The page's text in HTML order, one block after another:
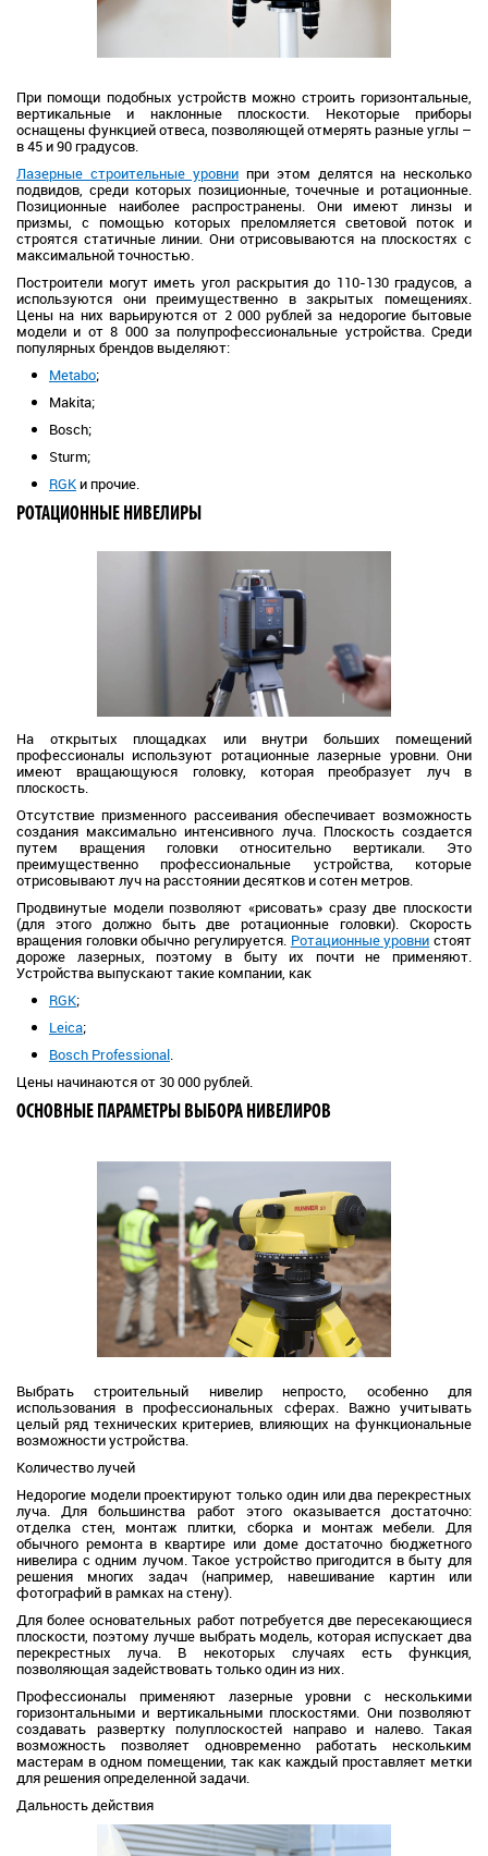
При помощи подобных устройств можно строить горизонтальные,
вертикальные и наклонные плоскости. Некоторые приборы
оснащены функцией отвеса, позволяющей отмерять разные углы –
в 45 и 90 градусов.
Лазерные строительные уровни при этом делятся на несколько
подвидов, среди которых позиционные, точечные и ротационные.
Позиционные наиболее распространены. Они имеют линзы и
призмы, с помощью которых преломляется световой поток и
строятся статичные линии. Они отрисовываются на плоскостях с
максимальной точностью.
Построители могут иметь угол раскрытия до 110-130 градусов, а
используются они преимущественно в закрытых помещениях.
Цены на них варьируются от 2 000 рублей за недорогие бытовые
модели и от 8 000 за полупрофессиональные устройства. Среди
популярных брендов выделяют:
Metabo;
Makita;
Bosch;
Sturm;
RGKи прочие.
РОТАЦИОННЫЕ НИВЕЛИРЫ
На открытых площадках или внутри больших помещений
профессионалы используют ротационные лазерные уровни. Они
имеют вращающуюся головку, которая преобразует луч в
плоскость.
Отсутствие призменного рассеивания обеспечивает возможность
создания максимально интенсивного луча. Плоскость создается
путем вращения головки относительно вертикали. Это
преимущественно профессиональные устройства, которые
отрисовывают луч на расстоянии десятков и сотен метров.
Продвинутые модели позволяют «рисовать» сразу две плоскости
(для этого должно быть две ротационные головки). Скорость
вращения головки обычно регулируется. Ротационные уровни стоят
дороже лазерных, поэтому в быту их почти не применяют.
Устройства выпускают такие компании, как
RGK;
Leica;
Bosch Professional.
Цены начинаются от 30 000 рублей.
ОСНОВНЫЕ ПАРАМЕТРЫ ВЫБОРА НИВЕЛИРОВ
Выбрать строительный нивелир непросто, особенно для
использования в профессиональных сферах. Важно учитывать
целый ряд технических критериев, влияющих на функциональные
возможности устройства.
Количество лучей
Недорогие модели проектируют только один или два перекрестных
луча. Для большинства работ этого оказывается достаточно:
отделка стен, монтаж плитки, сборка и монтаж мебели. Для
обычного ремонта в квартире или доме достаточно бюджетного
нивелира с одним лучом. Такое устройство пригодится в быту для
решения многих задач (например, навешивание картин или
фотографий в рамках на стену).
Для более основательных работ потребуется две пересекающиеся
плоскости, поэтому лучше выбрать модель, которая испускает два
перекрестных луча. В некоторых случаях есть функция,
позволяющая задействовать только один из них.
Профессионалы применяют лазерные уровни с несколькими
горизонтальными и вертикальными плоскостями. Они позволяют
создавать развертку полуплоскостей направо и налево. Такая
возможность позволяет одновременно работать нескольким
мастерам в одном помещении, так как каждый проставляет метки
для решения определенной задачи.
Дальность действия